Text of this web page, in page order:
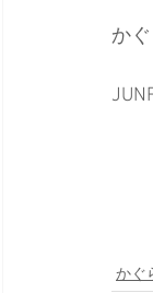
か
かぐ